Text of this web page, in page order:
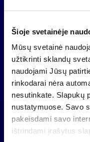
Šioje svetainėje
Mūsų svetainė
užtikrinti sklandų
naudojami Jūsų
rinkodarai nėra
nesutinkate. Slapukų
nustatymuose. Savo
pakeisdami savo
ištrindami įrašytus
projektus
patenkinti savo
Apie „INVL
2021 m. liepos 20
Asset
investuotojams
ankstyvos ir
atsinaujinančios
kurie apima naujų